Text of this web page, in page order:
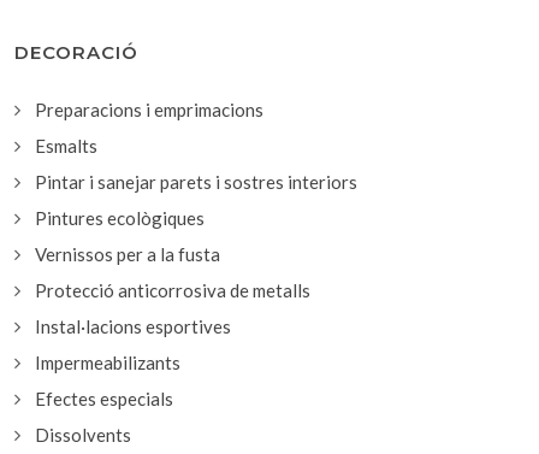
DECORACIÓ
Preparacions i emprimacions
Esmalts
Pintar i sanejar parets i sostres interiors
Pintures ecològiques
Vernissos per a la fusta
Protecció anticorrosiva de metalls
Instal·lacions esportives
Impermeabilizants
Efectes especials
Dissolvents